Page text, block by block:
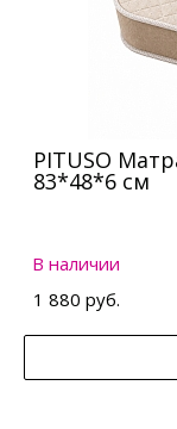
PITUSO
83*48*6 см
В наличии
1 880 руб.